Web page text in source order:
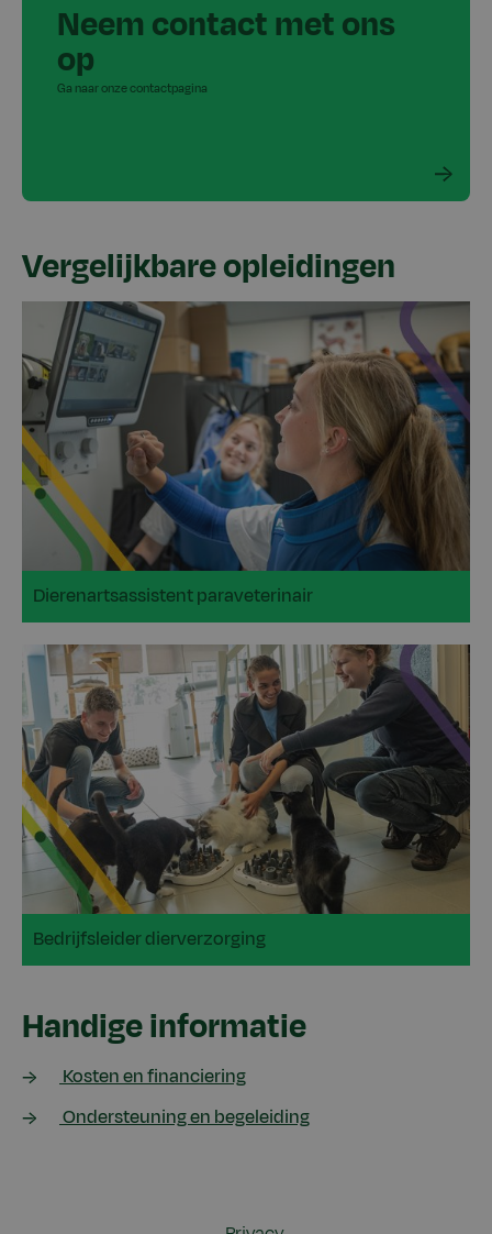
Neem contact met ons
op
Ga naar onze contactpagina
Vergelijkbare opleidingen
Dierenartsassistent paraveterinair
Bedrijfsleider dierverzorging
Handige informatie
Kosten en financiering
Ondersteuning en begeleiding